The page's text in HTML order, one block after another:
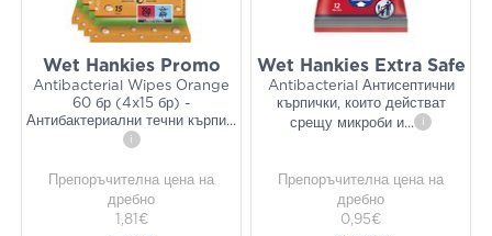
Wet Hankies Promo
Antibacterial Wipes Orange
60 бр (4x15 бр) -
Антибактериални течни кърпи...
i
Препоръчителна цена на
дребно
1,81€
Wet Hankies Extra Safe
Antibacterial Антисептични
кърпички, които действат
срещу микроби и... i
Препоръчителна цена на
дребно
0,95€